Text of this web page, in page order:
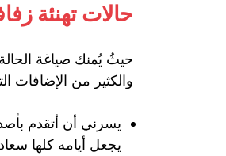
حالات تهنئة
حيثُ يُمنك صياغة
والكثير من الإضافات
يسرني أن أتقدم
يجعل أيامه كلها